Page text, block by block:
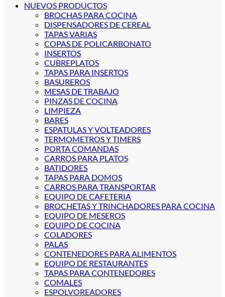
NUEVOS PRODUCTOS
BROCHAS PARA COCINA
DISPENSADORES DE CEREAL
TAPAS VARIAS
COPAS DE POLICARBONATO
INSERTOS
CUBREPLATOS
TAPAS PARA INSERTOS
BASUREROS
MESAS DE TRABAJO
PINZAS DE COCINA
LIMPIEZA
BARES
ESPATULAS Y VOLTEADORES
TERMOMETROS Y TIMERS
PORTA COMANDAS
CARROS PARA PLATOS
BATIDORES
TAPAS PARA DOMOS
CARROS PARA TRANSPORTAR
EQUIPO DE CAFETERIA
BROCHETAS Y TRINCHADORES PARA COCINA
EQUIPO DE MESEROS
EQUIPO DE COCINA
COLADORES
PALAS
CONTENEDORES PARA ALIMENTOS
EQUIPO DE RESTAURANTES
TAPAS PARA CONTENEDORES
COMALES
ESPOLVOREADORES